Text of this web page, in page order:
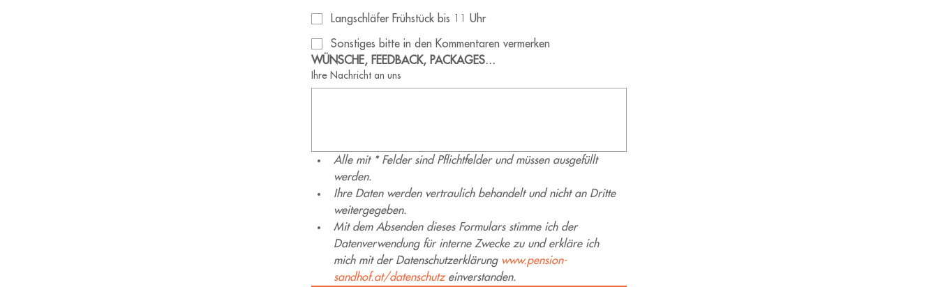
Langschläfer Frühstück bis 11 Uhr
Sonstiges bitte in den Kommentaren vermerken
WÜNSCHE, FEEDBACK, PACKAGES...
Ihre Nachricht an uns
Alle mit * Felder sind Pflichtfelder und müssen ausgefüllt
werden.
Ihre Daten werden vertraulich behandelt und nicht an Dritte
weitergegeben.
Mit dem Absenden dieses Formulars stimme ich der
Datenverwendung für interne Zwecke zu und erkläre ich
mich mit der Datenschutzerklärung www.pension-
sandhof.at/datenschutz einverstanden.